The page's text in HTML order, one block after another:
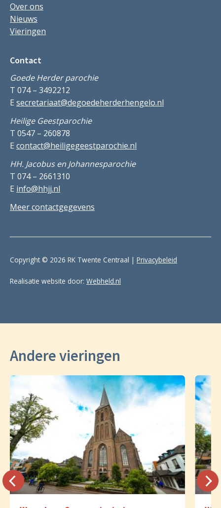
Over ons
Nieuws
Vieringen
Contact
Goede Herder parochie
T 074 – 3492212
E secretariaat@degoedeherderhengelo.nl
Heilige Geestparochie
T 0547 – 260878
E contact@heiligegeestparochie.nl
HH. Jacobus en Johannesparochie
T 074 – 2661310
E info@hhjj.nl
Meer contactgegevens
Copyright © 2026 RK Twente Centraal | Privacybeleid
Realisatie website door: Webheld.nl
Andere vieringen